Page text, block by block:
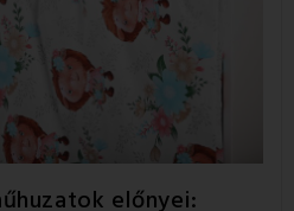
előnyei: